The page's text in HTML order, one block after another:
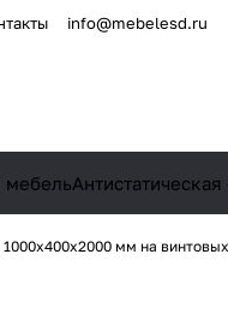
info@mebelesd.ru
мебель
мм на